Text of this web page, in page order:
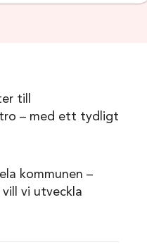
till
– med ett tydligt
kommunen –
vi utveckla